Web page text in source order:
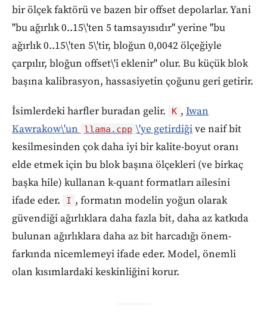
bir ölçek faktörü ve bazen bir offset depolarlar. Yani
"bu ağırlık 0..15\'ten 5 tamsayısıdır" yerine "bu
ağırlık 0..15\'ten 5\'tir, bloğun 0,0042 ölçeğiyle
çarpılır, bloğun offset\'i eklenir" olur. Bu küçük blok
başına kalibrasyon, hassasiyetin çoğunu geri getirir.
İsimlerdeki harfler buradan gelir. K , Iwan
Kawrakow\'un
llama.cpp \'ye getirdiğive naif bit
kesilmesinden çok daha iyi bir kalite-boyut oranı
elde etmek için bu blok başına ölçekleri (ve birkaç
başka hile) kullanan k-quant formatları ailesini
ifade eder.
I , formatın modelin yoğun olarak
güvendiği ağırlıklara daha fazla bit, daha az katkıda
bulunan ağırlıklara daha az bit harcadığı önem-
farkında nicemlemeyi ifade eder. Model, önemli
olan kısımlardaki keskinliğini korur.